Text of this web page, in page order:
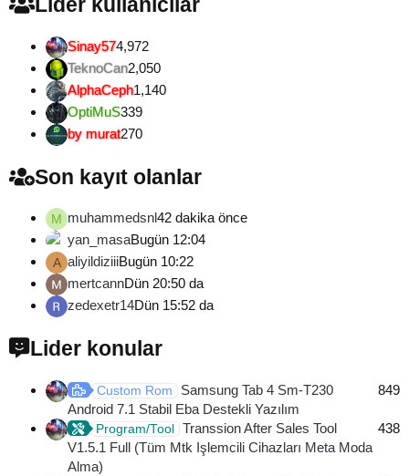
Lider kullanıcılar
Sinay574,972
TeknoCan2,050
AlphaCeph1,140
OptiMuS339
by murat270
Son kayıt olanlar
M muhammedsnl42 dakika önce
yan_masaBugün 12:04
A aliyildiziiiBugün 10:22
mertcannDün 20:50 da
zedexetr14Dün 15:52 da
Lider konular
Custom Rom
Samsung Tab 4 Sm-T230
Android 7.1 Stabil Eba Destekli Yazılım
849
Program/Tool Transsion After Sales Tool
V1.5.1 Full (Tüm Mtk Işlemcili Cihazları Meta Moda
Alma)
438